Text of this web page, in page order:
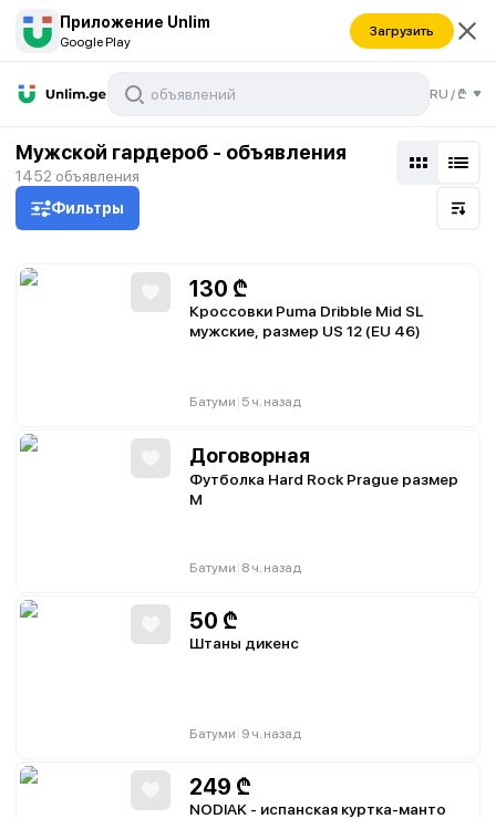
Приложение Unlim
Google Play
Загрузить
RU /₾
Мужской гардероб - объявления
1452 объявления
Фильтры
130 ₾
Кроссовки Puma Dribble Mid SL
мужские, размер US 12 (EU 46)
Батуми 5 ч. назад
Договорная
Футболка Hard Rock Prague размер
M
Батуми 8 ч. назад
50 ₾
Штаны дикенс
Батуми 9 ч. назад
249 ₾
NODIAK - испанская куртка-манто